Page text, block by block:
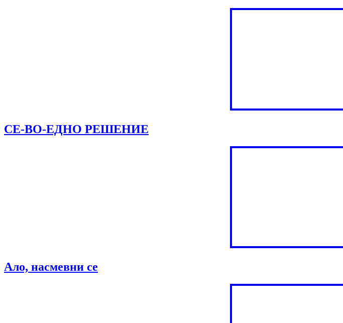
СЕ-ВО-ЕДНО РЕШЕНИЕ
Ало, насмевни се